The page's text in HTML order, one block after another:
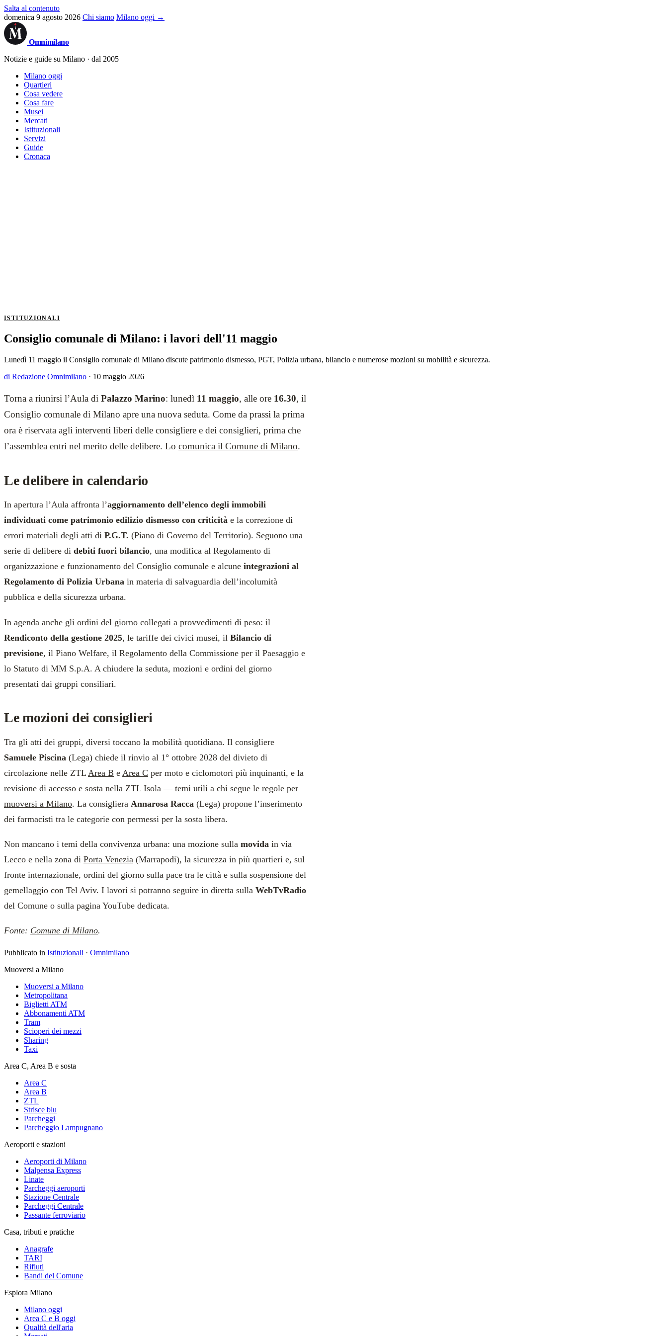
Salta al contenuto
domenica 9 agosto 2026 Chi siamo Milano oggi →
Omnimilano
Notizie e guide su Milano · dal 2005
Milano oggi
Quartieri
Cosa vedere
Cosa fare
Musei
Mercati
Istituzionali
Servizi
Guide
Cronaca
ISTITUZIONALI
Consiglio comunale di Milano: i lavori dell'11 maggio
Lunedì 11 maggio il Consiglio comunale di Milano discute patrimonio dismesso, PGT, Polizia urbana, bilancio e numerose mozioni su mobilità e sicurezza.
di Redazione Omnimilano · 10 maggio 2026
Torna a riunirsi l’Aula di Palazzo Marino: lunedì 11 maggio, alle ore 16.30, il
Consiglio comunale di Milano apre una nuova seduta. Come da prassi la prima
ora è riservata agli interventi liberi delle consigliere e dei consiglieri, prima che
l’assemblea entri nel merito delle delibere. Lo comunica il Comune di Milano.
Le delibere in calendario
In apertura l’Aula affronta l’aggiornamento dell’elenco degli immobili
individuati come patrimonio edilizio dismesso con criticità e la correzione di
errori materiali degli atti di P.G.T. (Piano di Governo del Territorio). Seguono una
serie di delibere di debiti fuori bilancio, una modifica al Regolamento di
organizzazione e funzionamento del Consiglio comunale e alcune integrazioni al
Regolamento di Polizia Urbana in materia di salvaguardia dell’incolumità
pubblica e della sicurezza urbana.
In agenda anche gli ordini del giorno collegati a provvedimenti di peso: il
Rendiconto della gestione 2025, le tariffe dei civici musei, il Bilancio di
previsione, il Piano Welfare, il Regolamento della Commissione per il Paesaggio e
lo Statuto di MM S.p.A. A chiudere la seduta, mozioni e ordini del giorno
presentati dai gruppi consiliari.
Le mozioni dei consiglieri
Tra gli atti dei gruppi, diversi toccano la mobilità quotidiana. Il consigliere
Samuele Piscina (Lega) chiede il rinvio al 1° ottobre 2028 del divieto di
circolazione nelle ZTL Area B e Area C per moto e ciclomotori più inquinanti, e la
revisione di accesso e sosta nella ZTL Isola — temi utili a chi segue le regole per
muoversi a Milano. La consigliera Annarosa Racca (Lega) propone l’inserimento
dei farmacisti tra le categorie con permessi per la sosta libera.
Non mancano i temi della convivenza urbana: una mozione sulla movida in via
Lecco e nella zona di Porta Venezia (Marrapodi), la sicurezza in più quartieri e, sul
fronte internazionale, ordini del giorno sulla pace tra le città e sulla sospensione del
gemellaggio con Tel Aviv. I lavori si potranno seguire in diretta sulla WebTvRadio
del Comune o sulla pagina YouTube dedicata.
Fonte: Comune di Milano.
Pubblicato in Istituzionali · Omnimilano
Muoversi a Milano
Muoversi a Milano
Metropolitana
Biglietti ATM
Abbonamenti ATM
Tram
Scioperi dei mezzi
Sharing
Taxi
Area C, Area B e sosta
Area C
Area B
ZTL
Strisce blu
Parcheggi
Parcheggio Lampugnano
Aeroporti e stazioni
Aeroporti di Milano
Malpensa Express
Linate
Parcheggi aeroporti
Stazione Centrale
Parcheggi Centrale
Passante ferroviario
Casa, tributi e pratiche
Anagrafe
TARI
Rifiuti
Bandi del Comune
Esplora Milano
Milano oggi
Area C e B oggi
Qualità dell'aria